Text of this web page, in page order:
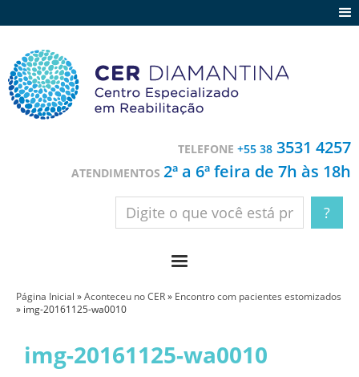
Contato
TELEFONE +55 38 3531 4257
ATENDIMENTOS 2ª a 6ª feira de 7h às 18h
Página Inicial »Aconteceu no CER» Encontro com pacientes estomizados
» img-20161125-wa0010
img-20161125-wa0010